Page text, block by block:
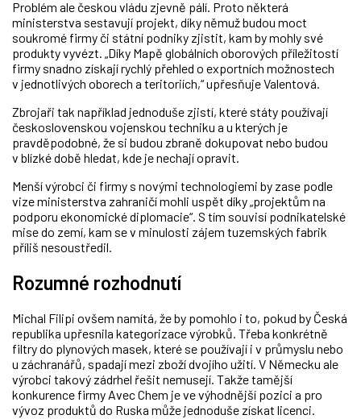
Problém ale českou vládu zjevně pálí. Proto některá
ministerstva sestavují projekt, díky němuž budou moct
soukromé firmy či státní podniky zjistit, kam by mohly své
produkty vyvézt. „Díky Mapě globálních oborových příležitostí
firmy snadno získají rychlý přehled o exportních možnostech
v jednotlivých oborech a teritoriích,“ upřesňuje Valentová.
Zbrojaři tak například jednoduše zjistí, které státy používají
československou vojenskou techniku a u kterých je
pravděpodobné, že si budou zbraně dokupovat nebo budou
v blízké době hledat, kde je nechají opravit.
Menší výrobci či firmy s novými technologiemi by zase podle
vize ministerstva zahraničí mohli uspět díky „projektům na
podporu ekonomické diplomacie“. S tím souvisí podnikatelské
mise do zemí, kam se v minulosti zájem tuzemských fabrik
příliš nesoustředil.
Rozumné rozhodnutí
Michal Filipi ovšem namítá, že by pomohlo i to, pokud by Česká
republika upřesnila kategorizace výrobků. Třeba konkrétně
filtry do plynových masek, které se používají i v průmyslu nebo
u záchranářů, spadají mezi zboží dvojího užití. V Německu ale
výrobci takový zádrhel řešit nemusejí. Takže tamější
konkurence firmy Avec Chem je ve výhodnější pozici a pro
vývoz produktů do Ruska může jednoduše získat licenci.